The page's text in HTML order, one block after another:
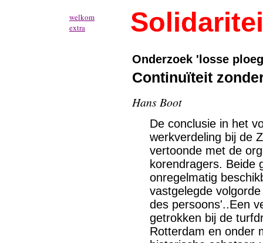
welkom
extra
Onderzoek 'losse
Continuïteit
Hans Boot
De conclusie in het
werkverdeling bij de
vertoonde met de
korendragers. Beide
onregelmatig
vastgelegde
des persoons'..Een
getrokken bij de
Rotterdam en onder